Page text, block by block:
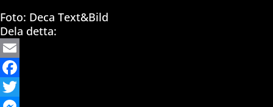
Foto: Deca Text&Bild
Dela detta:
Email
Facebook